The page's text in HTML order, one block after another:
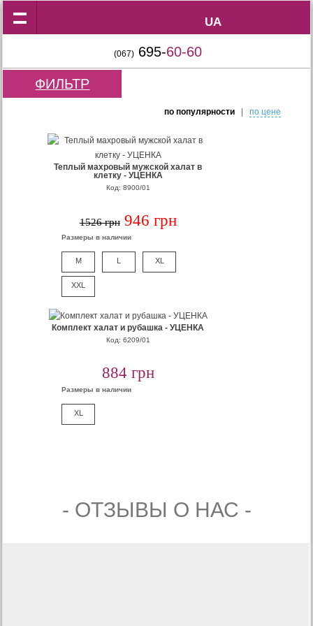
UA
UA
(067) 695-60-60
ФИЛЬТР
по популярности| по цене
Теплый махровый мужской халат в
клетку - УЦЕНКА
Код: 8900/01
1526 грн 946 грн
Размеры в наличии
M L XL
XXL
Комплект халат и рубашка - УЦЕНКА
Код: 6209/01
884 грн
Размеры в наличии
XL
- ОТЗЫВЫ О НАС -